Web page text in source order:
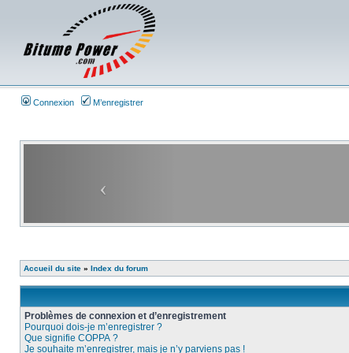
Connexion M’enregistrer
Accueil du site » Index du forum
Problèmes de connexion et d’enregistrement
Pourquoi dois-je m’enregistrer ?
Que signifie COPPA ?
Je souhaite m’enregistrer, mais je n’y parviens pas !